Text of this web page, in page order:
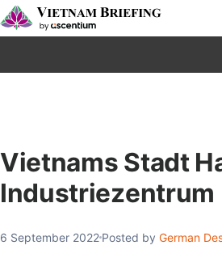
Vietnams Stadt
Industriezentrum
6 September 2022 Posted by German